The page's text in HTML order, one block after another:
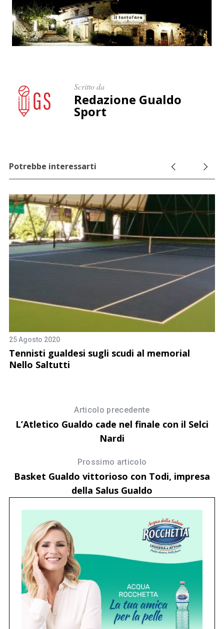
Scritto da
Redazione Gualdo
Sport
Potrebbe interessarti
25 Agosto 2020
Tennisti gualdesi sugli scudi al memorial
Nello Saltutti
Articolo precedente
L’Atletico Gualdo cade nel finale con il Selci
Nardi
Prossimo articolo
Basket Gualdo vittorioso con Todi, impresa
della Salus Gualdo
r
c
a
p
e